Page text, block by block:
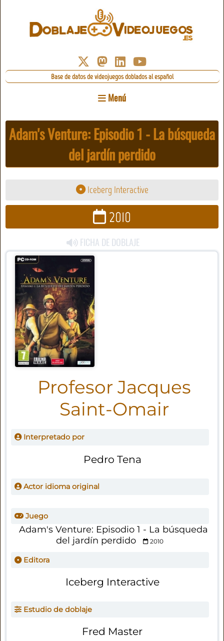
Base de datos de videojuegos doblados al español
Menú
Adam's Venture: Episodio 1 - La búsqueda
del jardín perdido
Iceberg Interactive
2010
FICHA DE DOBLAJE
Profesor Jacques
Saint-Omair
Interpretado por
Pedro Tena
Actor idioma original
Juego
Adam's Venture: Episodio 1 - La búsqueda
del jardín perdido
2010
Editora
Iceberg Interactive
Estudio de doblaje
Fred Master